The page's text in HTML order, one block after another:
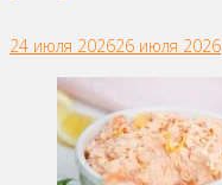
24 июля 202626 июля 2026